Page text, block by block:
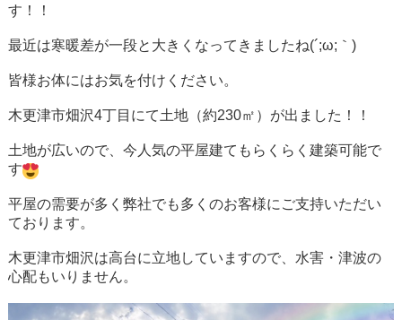
す！！
最近は寒暖差が一段と大きくなってきましたね(´;ω;｀)
皆様お体にはお気を付けください。
木更津市畑沢4丁目にて土地（約230㎡）が出ました！！
土地が広いので、今人気の平屋建てもらくらく建築可能で
す
平屋の需要が多く弊社でも多くのお客様にご支持いただい
ております。
木更津市畑沢は高台に立地していますので、水害・津波の
心配もいりません。